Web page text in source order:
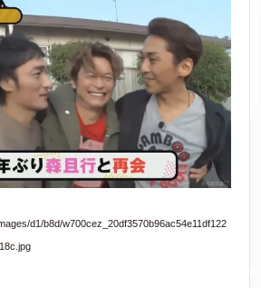
d1/b8d/w700cez_20df3570b96ac54e11df122